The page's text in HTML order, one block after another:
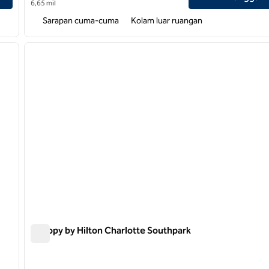
6,65 mil
Sarapan cuma-cuma Kolam luar ruangan
gambar berikutnya
1 dari 11
Canopy by Hilton Charlotte Southpark